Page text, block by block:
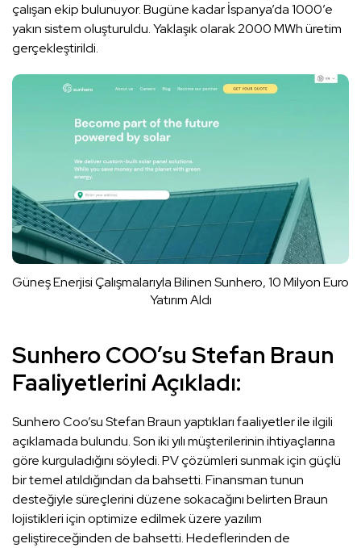
çalışan ekip bulunuyor. Bugüne kadar İspanya’da 1000’e
yakın sistem oluşturuldu. Yaklaşık olarak 2000 MWh üretim
gerçekleştirildi.
Güneş Enerjisi Çalışmalarıyla Bilinen Sunhero, 10 Milyon Euro
Yatırım Aldı
Sunhero COO’su Stefan Braun
Faaliyetlerini Açıkladı:
Sunhero Coo’su Stefan Braun yaptıkları faaliyetler ile ilgili
açıklamada bulundu. Son iki yılı müşterilerinin ihtiyaçlarına
göre kurguladığını söyledi. PV çözümleri sunmak için güçlü
bir temel atıldığından da bahsetti. Finansman tunun
desteğiyle süreçlerini düzene sokacağını belirten Braun
lojistikleri için optimize edilmek üzere yazılım
geliştireceğinden de bahsetti. Hedeflerinden de